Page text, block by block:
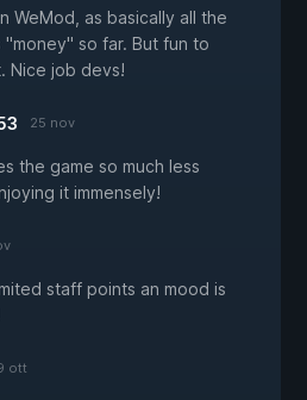
WeMod, as basically all the
"money" so far. But fun to
Nice job devs!
25 nov
the game so much less
it immensely!
staff points an mood is
ott